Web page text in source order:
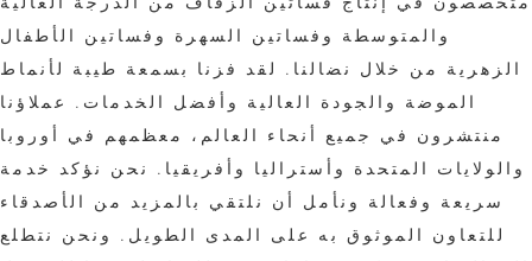
والمتوسطة وفساتين السهرة وفساتين الأطفال
الزهرية من خلال نضالنا. لقد فزنا بسمعة طيبة لأنماط
الموضة والجودة العالية وأفضل الخدمات. عملاؤنا
منتشرون في جميع أنحاء العالم، معظمهم في أوروبا
والولايات المتحدة وأستراليا وأفريقيا. نحن نؤكد خدمة
سريعة وفعالة ونأمل أن نلتقي بالمزيد من الأصدقاء
للتعاون الموثوق به على المدى الطويل. ونحن نتطلع